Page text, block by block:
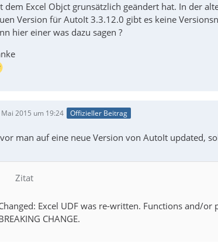
dem Excel Objct grunsätzlich geändert hat. In der
Version für AutoIt 3.3.12.0 gibt es keine
hier einer was dazu sagen ?
Mai 2015 um 19:24 Offizieller Beitrag
man auf eine neue Version von AutoIt updated,
Zitat
Excel UDF was re-written. Functions and/or
CHANGE.